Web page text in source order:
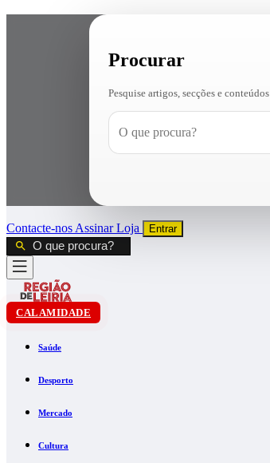
Procurar
Pesquise artigos, secções e conteúdos
Contacte-nos AssinarLoja Entrar
CALAMIDADE
Saúde
Desporto
Mercado
Cultura